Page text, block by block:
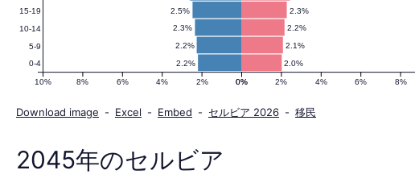
口
ピ
ラ
2.0%
2.2%
2.1%
2.2%
2.2%
2.3%
2.3%
2.5%
0% 2% 4% 6% 8%
10% 8% 6% 4% 2% 0%
0-4
5-9
10-14
15-19
Download image - Excel - Embed - セルビア 2026 - 移民
2045年のセルビア